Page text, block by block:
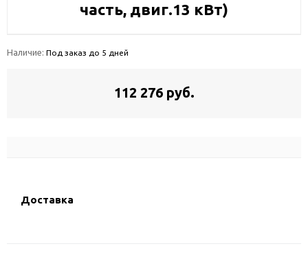
часть, двиг.13 кВт)
Наличие: Под заказ до 5 дней
112 276 руб.
Доставка